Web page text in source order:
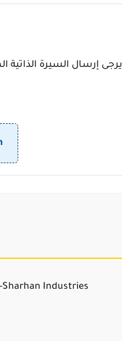
يرجى إرسال السيرة الذاتية
Sharhan Industries